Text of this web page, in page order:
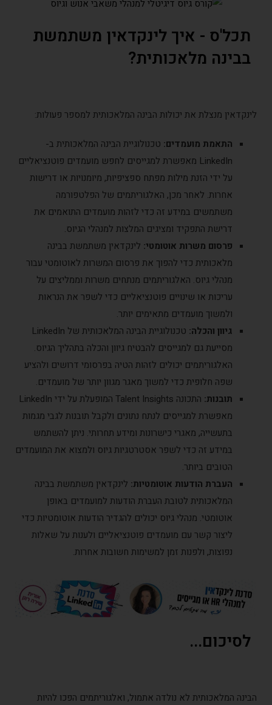
תכל'ס - איך לינקדאין משתמשת
בבינה מלאכותית?
לינקדאין מנצלת את יכולות הבינה המלאכותית למספר פעולות:
התאמת מועמדים: טכנולוגיית הבינה המלאכותית ב-
LinkedIn מאפשרת למגייסים לחפש מועמדים פוטנציאליים
על ידי הזנת מילות מפתח ספציפיות, מיומנויות או דרישות
אחרות. לאחר מכן, האלגוריתמים של הפלטפורמה
משתמשים במידע זה כדי לזהות מועמדים התואמים את
דרישת התפקיד ומציגים המלצות למנהלי הגיוס.
פרסום משרות אוטומטי: לינקדאין משתמשת בבינה
מלאכותית כדי להפוך את פרסום המשרות לאוטומטי עבור
מנהלי גיוס. האלגוריתמים מנתחים משרות וממליצים על
עריכות או שינויים פוטנציאליים כדי לשפר את הנראות
ולמשוך מועמדים מתאימים יותר.
גיוון והכלה:
טכנולוגיית הבינה המלאכותית של LinkedIn
מסייעת גם למגייסים להבטיח גיוון והכלה בתהליך הגיוס.
האלגוריתמים יכולים לזהות הטיה בפרסומי דרושים ולהציע
שפה חלופית כדי למשוך מאגר מגוון יותר של מועמדים.
תובנות:
התכונה Talent Insights המופעלת על ידי LinkedIn
מאפשרת למגייסים לנתח נתונים ולקבל תובנות לגבי מגמות
בתעשייה, מאגרי כישרונות ומידע תחרותי. ניתן להשתמש
במידע זה כדי לשפר אסטרטגיות גיוס ולמצוא את המועמדים
הטובים ביותר.
העברת הודעות אוטומטיות: לינקדאין משתמשת בבינה
המלאכותית לטובת העברת הודעות למועמדים באופן
אוטומטי. מנהלי גיוס יכולים להגדיר הודעות אוטומטיות כדי
ליצור קשר עם מועמדים פוטנציאליים ולענות על שאלות
נפוצות, ולפנות זמן למשימות חשובות אחרות.
לסיכום...
הבינה המלאכותית לא נולדה אתמול, ואלגוריתמים הפכו להיות